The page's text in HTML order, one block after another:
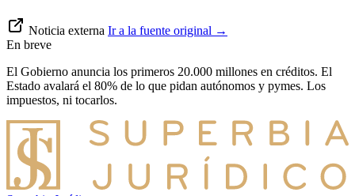
Noticia externa Ir a la fuente original →
En breve
El Gobierno anuncia los primeros 20.000 millones en créditos. El
Estado avalará el 80% de lo que pidan autónomos y pymes. Los
impuestos, ni tocarlos.